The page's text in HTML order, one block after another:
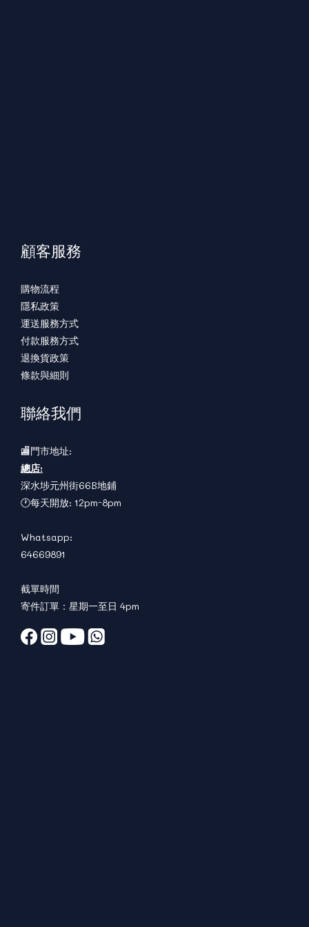
顧客服務
購物流程
隱私政策
運送服務方式
付款服務方式
退換貨政策
條款與細則
聯絡我們
🏬門市地址:
總店:
深水埗元州街66B地鋪
🕐每天開放: 12pm-8pm
Whatsapp:
64669891
截單時間
寄件訂單：星期一至日 4pm